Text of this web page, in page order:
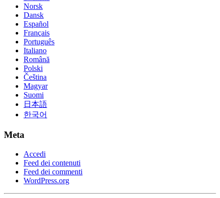
Norsk
Dansk
Español
Français
Português
Italiano
Română
Polski
Čeština
Magyar
Suomi
日本語
한국어
Meta
Accedi
Feed dei contenuti
Feed dei commenti
WordPress.org